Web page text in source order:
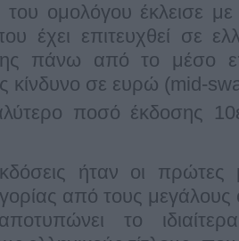
του ομολόγου έκλεισε
έχει επιτευχθεί σε
πάνω από το μέσο
κίνδυνο σε ευρώ (mid-
ποσό έκδοσης
ήταν οι πρώτες
από τους μεγάλους
το